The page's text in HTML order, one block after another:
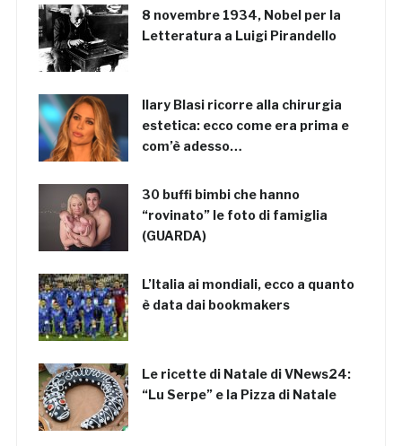
8 novembre 1934, Nobel per la
Letteratura a Luigi Pirandello
Ilary Blasi ricorre alla chirurgia
estetica: ecco come era prima e
com’è adesso…
30 buffi bimbi che hanno
“rovinato” le foto di famiglia
(GUARDA)
L’Italia ai mondiali, ecco a quanto
è data dai bookmakers
Le ricette di Natale di VNews24:
“Lu Serpe” e la Pizza di Natale